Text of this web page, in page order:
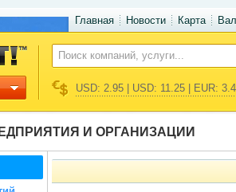
Главная Новости Карта
USD: 2.95 | USD: 11.25 | EUR:
И ОРГАНИЗАЦИИ